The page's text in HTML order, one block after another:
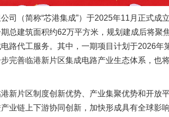
司（简称“芯港集成”）于2025年11月正式
总建筑面积约62万平方米，规划建成后将聚
路代工服务。其中，一期项目计划于2026年
完善临港新片区集成电路产业生态体系，也
新片区制度创新优势、产业集聚优势和开放
业链上下游协同创新，加快形成具有全球影